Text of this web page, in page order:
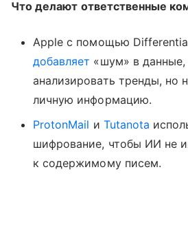
Что делают ответственные
Apple с помощью
добавляет «шум» в данные,
анализировать тренды, но
личную информацию.
ProtonMail и Tutanota
шифрование, чтобы ИИ не
к содержимому писем.